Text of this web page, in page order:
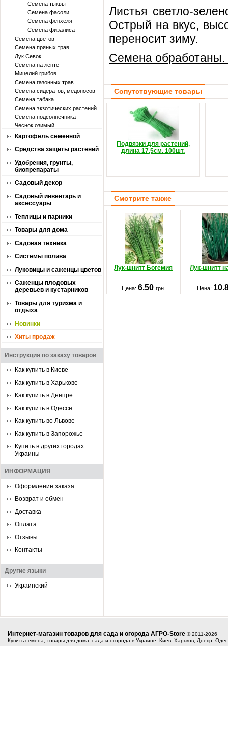
Семена тыквы
Семена фасоли
Семена фенхеля
Семена физалиса
Семена цветов
Семена пряных трав
Лук Севок
Семена на ленте
Мицелий грибов
Семена газонных трав
Семена сидератов, медоносов
Семена табака
Семена экзотических растений
Семена подсолнечника
Чеснок озимый
Картофель семенной
Средства защиты растений
Удобрения, грунты,
биопрепараты
Садовый декор
Садовый инвентарь и
аксессуары
Теплицы и парники
Товары для дома
Садовая техника
Системы полива
Луковицы и саженцы цветов
Саженцы плодовых
деревьев и кустарников
Товары для туризма и
отдыха
Новинки
Хиты продаж
Инструкция по заказу товаров
Как купить в Киеве
Как купить в Харькове
Как купить в Днепре
Как купить в Одессе
Как купить во Львове
Как купить в Запорожье
Купить в других городах
Украины
ИНФОРМАЦИЯ
Оформление заказа
Возврат и обмен
Доставка
Оплата
Отзывы
Контакты
Другие языки
Украинский
Листья светло-
Острый на вкус,
переносит зиму.
Семена обработаны.
Сопутствующие товары
Подвязки для растений,
длина 17,5см. 100шт.
Смотрите также
Лук-шнитт Богемия Лук-шнитт
Цена: 6.50 грн. Цена:
Интернет-магазин товаров для сада и огорода АГРО-Store © 2011-2026
Купить семена, товары для дома, сада и огорода в Украине: Киев, Харьков, Днепр,